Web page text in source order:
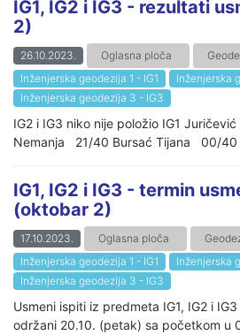
IG1, IG2 i IG3 - rezultati
2)
26.10.2023. Oglasna ploča
Inženjerska geodezija 1 - IG1
Inženjerska
Inženjerska geodezija 3 - IG3
IG2 i IG3 niko nije položio IG1
Nemanja 21/40 Bursać Tijana 00/40
IG1, IG2 i IG3 - termin
(oktobar 2)
17.10.2023. Oglasna ploča
Inženjerska geodezija 1 - IG1
Inženjerska
Inženjerska geodezija 3 - IG3
Usmeni ispiti iz predmeta IG1, IG2 i
održani 20.10. (petak) sa početkom u